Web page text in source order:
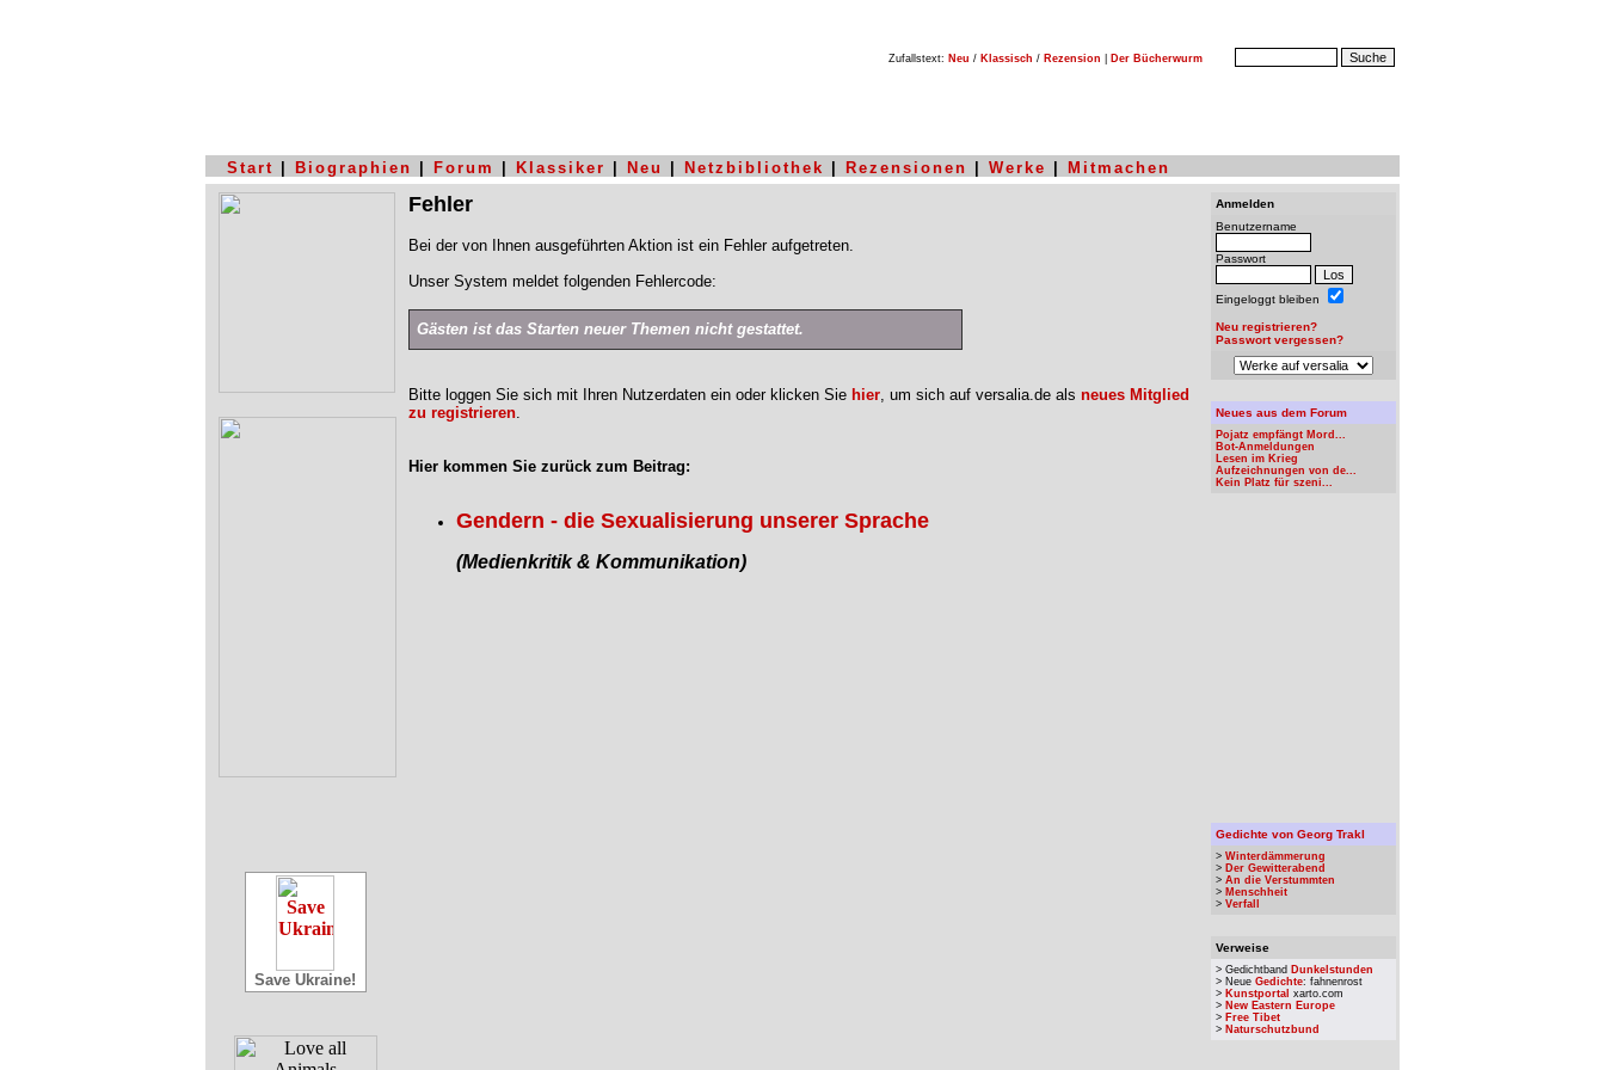
Zufallstext: Neu / Klassisch / Rezension Der Bücherwurm
Start Biographien Forum Klassiker Neu Netzbibliothek Rezensionen Werke Mitmachen
Save Ukraine!
Fehler
Bei der von Ihnen ausgeführten Aktion ist ein Fehler aufgetreten.
Unser System meldet folgenden Fehlercode:
Gästen ist das Starten neuer Themen nicht gestattet.
Bitte loggen Sie sich mit Ihren Nutzerdaten ein oder klicken Sie hier, um sich auf versalia.de als neues Mitglied
zu registrieren.
Hier kommen Sie zurück zum Beitrag:
Gendern - die Sexualisierung unserer Sprache
(Medienkritik & Kommunikation)
Anmelden
Benutzername
Passwort
Eingeloggt bleiben
Neu registrieren?
Passwort vergessen?
Neues aus dem Forum
Pojatz empfängt Mord...
Bot-Anmeldungen
Lesen im Krieg
Aufzeichnungen von de...
Kein Platz für szeni...
Gedichte von Georg Trakl
> Winterdämmerung
> Der Gewitterabend
> An die Verstummten
> Menschheit
> Verfall
Verweise
> Gedichtband Dunkelstunden
> Neue Gedichte: fahnenrost
> Kunstportal xarto.com
> New Eastern Europe
> Free Tibet
> Naturschutzbund